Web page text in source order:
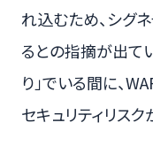
れ込むため、シグ
るとの指摘が出て
り」でいる間に、
セキュリティリス